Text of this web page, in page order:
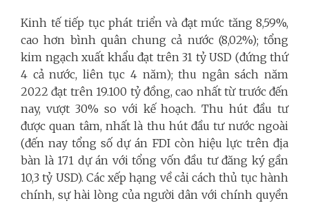
Kinh tế tiếp tục phát triển và đạt mức tăng 8,59%,
cao hơn bình quân chung cả nước (8,02%); tổng
kim ngạch xuất khẩu đạt trên 31 tỷ USD (đứng thứ
4 cả nước, liên tục 4 năm); thu ngân sách năm
2022 đạt trên 19.100 tỷ đồng, cao nhất từ trước đến
nay, vượt 30% so với kế hoạch.Thu hút đầu tư
được quan tâm, nhất là thu hút đầu tư nước ngoài
(đến nay tổng số dự án FDI còn hiệu lực trên địa
bàn là 171 dự án với tổng vốn đầu tư đăng ký gần
10,3 tỷ USD). Các xếp hạng về cải cách thủ tục hành
chính, sự hài lòng của người dân với chính quyền